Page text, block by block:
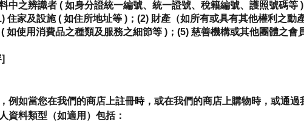
中之辨識者 ( 如身分證統一編號、統一證號、稅籍編號、護照號碼等
住家及設施 ( 如住所地址等 )；(2) 財產（如所有或具有其他權利之動
如使用消費品之種類及服務之細節等 )；(5) 慈善機構或其他團體之會
例如當您在我們的商店上註冊時，或在我們的商店上購物時，或通
資料類型（如適用）包括：